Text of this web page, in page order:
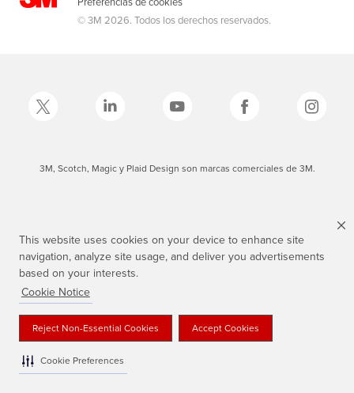
This website uses cookies on your device to enhance site
navigation, analyze site usage, and deliver you advertisements
based on your interests.
Cookie Notice
Reject Non-Essential Cookies Accept Cookies
Cookie Preferences
© 3M 2026. Todos los derechos reservados.
3M, Scotch, Magic y Plaid Design son marcas comerciales de 3M.